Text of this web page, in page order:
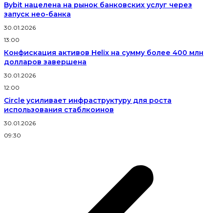
Bybit нацелена на рынок банковских услуг через
запуск нео-банка
30.01.2026
13:00
Конфискация активов Helix на сумму более 400 млн
долларов завершена
30.01.2026
12:00
Circle усиливает инфраструктуру для роста
использования стаблкоинов
30.01.2026
09:30